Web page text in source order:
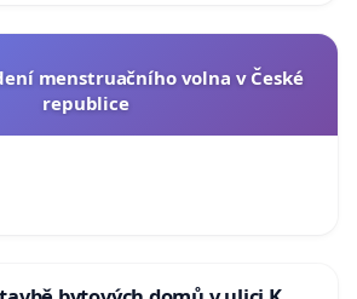
menstruačního volna v České
republice